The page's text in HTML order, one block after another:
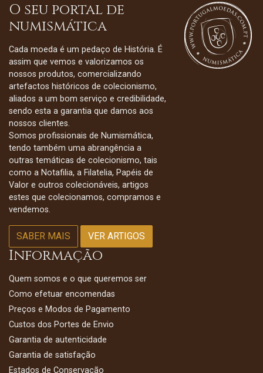
O seu portal de
numismática
Cada moeda é um pedaço de História. É
assim que vemos e valorizamos os
nossos produtos, comercializando
artefactos históricos de colecionismo,
aliados a um bom serviço e credibilidade,
sendo esta a garantia que damos aos
nossos clientes.
Somos profissionais de Numismática,
tendo também uma abrangência a
outras temáticas de colecionismo, tais
como a Notafilia, a Filatelia, Papéis de
Valor e outros colecionáveis, artigos
estes que colecionamos, compramos e
vendemos.
SABER MAIS VER ARTIGOS
Informação
Quem somos e o que queremos ser
Como efetuar encomendas
Preços e Modos de Pagamento
Custos dos Portes de Envio
Garantia de autenticidade
Garantia de satisfação
Estados de Conservação